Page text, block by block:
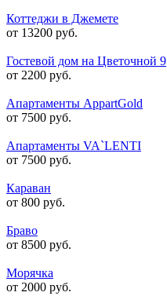
Коттеджи в Джемете
от 13200 руб.
Гостевой дом на Цветочной 9
от 2200 руб.
Апартаменты AppartGold
от 7500 руб.
Апартаменты VA`LENTI
от 7500 руб.
Караван
от 800 руб.
Браво
от 8500 руб.
Морячка
от 2000 руб.